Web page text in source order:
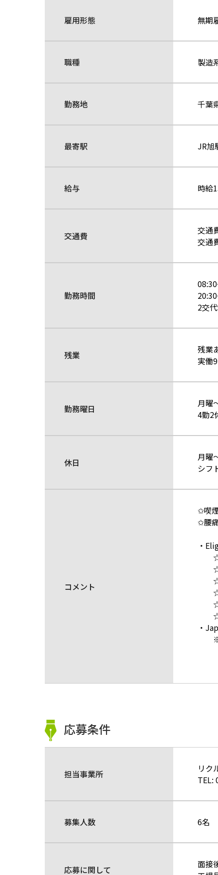
雇用形態 無期
職種 製造
勤務地 千葉
最寄駅 JR旭
給与 時給
交通費
交通
交通
勤務時間
2交
残業
残業
実働
勤務曜日
月曜
4勤2
休日
月曜
シフ
コメント
✩喫
✩腰
・
☆
☆
☆
☆
☆
☆
・
応募条件
担当事業所
リク
TEL:
募集人数 6名
応募に関して
面接